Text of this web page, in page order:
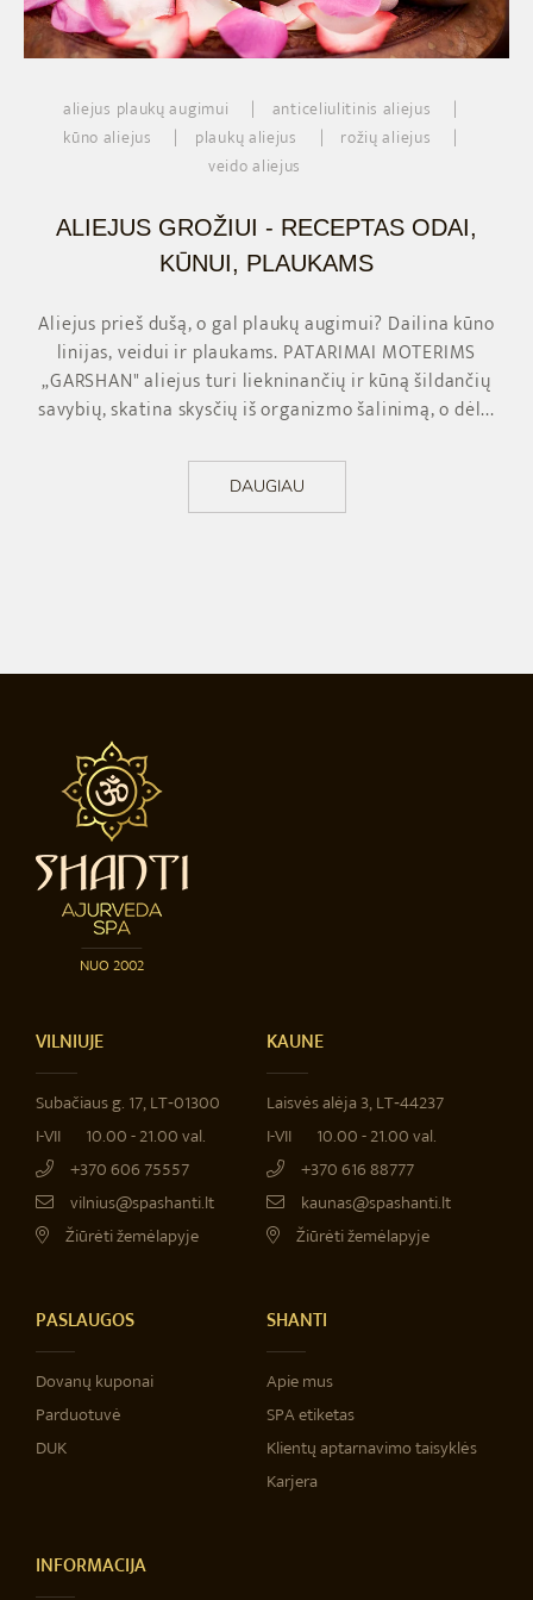
KŪNO ŠVEITIMAI
MASAŽAI VYRAMS
SPA ABONEMENTAI
DOVANU PAKETAI
DELUX SPA & RESORT
MAISTAS
KVAPAI
AKSESUARAI
ONLINE DOVANOS
MASAŽŲ KURSAI
aliejus plaukų augimui
anticeliulitinis aliejus
kūno aliejus
plaukų aliejus
rožių aliejus
veido aliejus
ALIEJUS GROŽIUI - RECEPTAS ODAI,
KŪNUI, PLAUKAMS
Aliejus prieš dušą, o gal plaukų augimui? Dailina kūno
linijas, veidui ir plaukams. PATARIMAI MOTERIMS
„GARSHAN" aliejus turi liekninančių ir kūną šildančių
savybių, skatina skysčių iš organizmo šalinimą, o dėl...
DAUGIAU
NUO 2002
VILNIUJE
Subačiaus g. 17, LT‐01300
I-VII
10.00 - 21.00 val.
+370 606 75557
vilnius@spashanti.lt
Žiūrėti žemėlapyje
KAUNE
Laisvės alėja 3, LT‐44237
I-VII
10.00 - 21.00 val.
+370 616 88777
kaunas@spashanti.lt
Žiūrėti žemėlapyje
PASLAUGOS
Dovanų kuponai
Parduotuvė
DUK
SHANTI
Apie mus
SPA etiketas
Klientų aptarnavimo taisyklės
Karjera
INFORMACIJA